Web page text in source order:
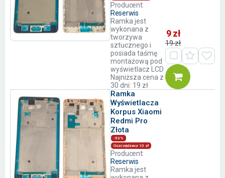
Producent:
Reserwis
Ramka jest
wykonana z
tworzywa
sztucznego i
posiada taśmę
montażową pod
wyświetlacz LCD
Najniższa cena z
30 dni: 19 zł
9 zł
19 zł
Ramka
Wyświetlacza
Korpus Xiaomi
Redmi Pro
Złota
-53%
Oszczędzasz 10 zł
Producent:
Reserwis
Ramka jest